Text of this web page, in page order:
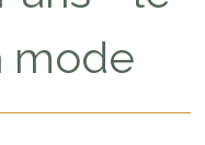
Festival du Merveilleux Paris - Musée des Arts Forains
mode